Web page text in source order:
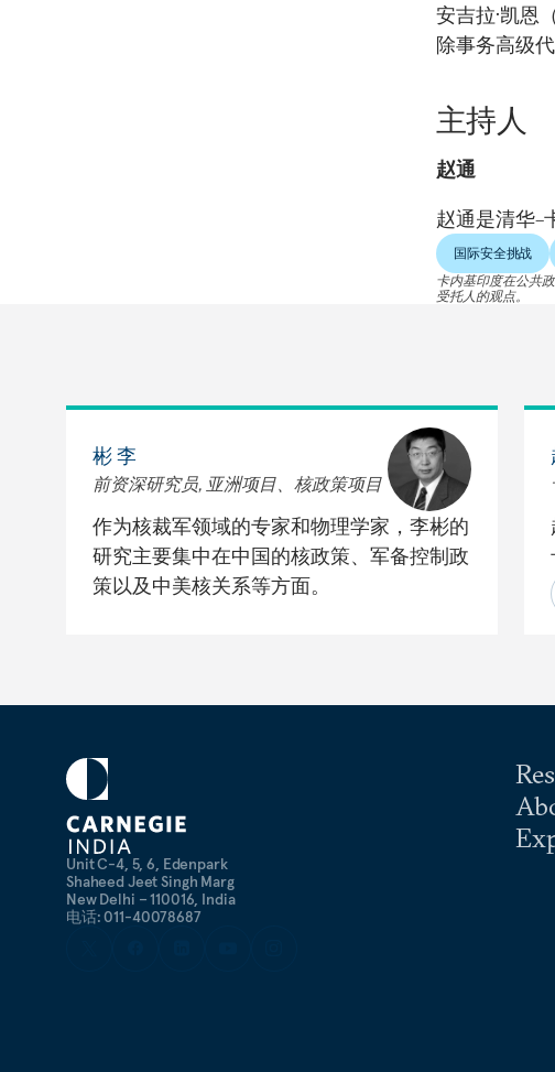
安吉拉·凯恩
除事务高级
主持人
赵通
赵通是清华–
国际安全挑战
卡内基印度在公共
受托人的观点。
彬 李
前资深研究员, 亚洲项目、核政策项目
作为核裁军领域的专家和物理学家，李彬的
研究主要集中在中国的核政策、军备控制政
策以及中美核关系等方面。
Unit C-4, 5, 6, Edenpark
Shaheed Jeet Singh Marg
New Delhi – 110016, India
电话: 011-40078687